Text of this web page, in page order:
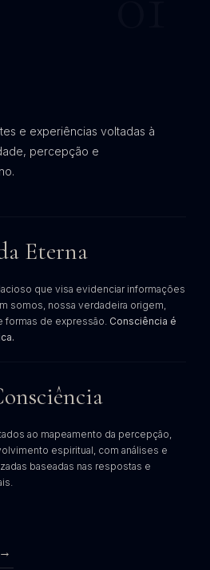
e experiências voltadas à
percepção e
Eterna
que visa evidenciar informações
somos, nossa verdadeira origem,
formas de expressão. Consciência é
ao mapeamento da percepção,
espiritual, com análises e
baseadas nas respostas e
→